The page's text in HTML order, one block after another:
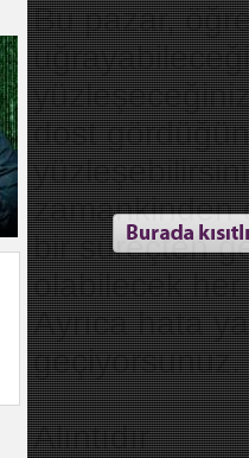
Bu pazar,
yüzleşeceğiniz
dost
zamankinden
bir süreçten
olabilecek her
Ayrıca hata
geçiyorsunuz.
Alıntıdır